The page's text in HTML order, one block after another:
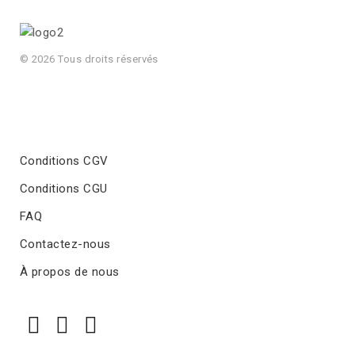
© 2026 Tous droits réservés
Conditions CGV
Conditions CGU
FAQ
Contactez-nous
À propos de nous